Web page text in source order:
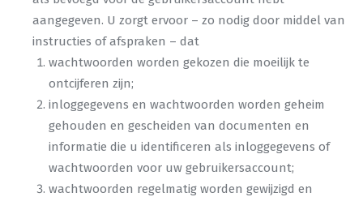
aangegeven. U zorgt ervoor – zo nodig door middel van
instructies of afspraken – dat
wachtwoorden worden gekozen die moeilijk te
ontcijferen zijn;
inloggegevens en wachtwoorden worden geheim
gehouden en gescheiden van documenten en
informatie die u identificeren als inloggegevens of
wachtwoorden voor uw gebruikersaccount;
wachtwoorden regelmatig worden gewijzigd en